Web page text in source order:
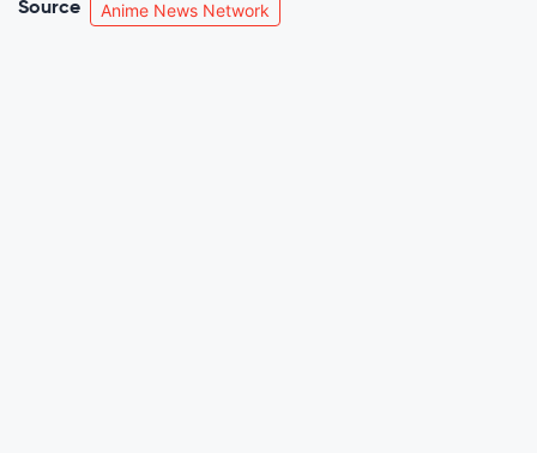
Source Anime News Network